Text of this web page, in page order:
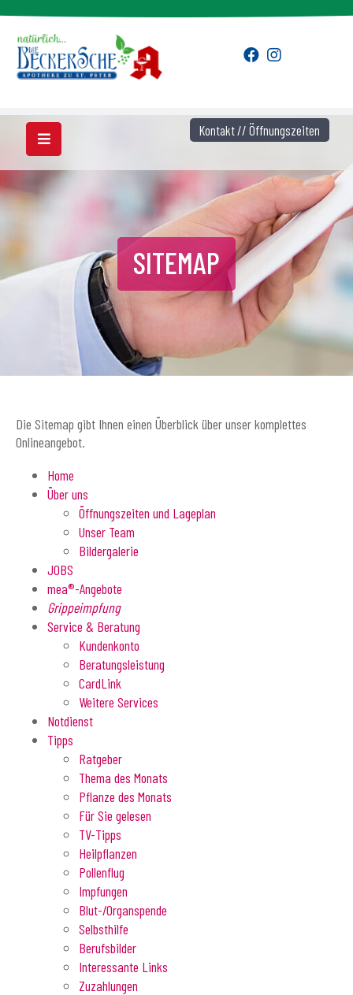
SITEMAP
Die Sitemap gibt Ihnen einen Überblick über unser komplettes
Onlineangebot.
Home
Über uns
Öffnungszeiten und Lageplan
Unser Team
Bildergalerie
JOBS
mea®-Angebote
Grippeimpfung
Service & Beratung
Kundenkonto
Beratungsleistung
CardLink
Weitere Services
Notdienst
Tipps
Ratgeber
Thema des Monats
Pflanze des Monats
Für Sie gelesen
TV-Tipps
Heilpflanzen
Pollenflug
Impfungen
Blut-/Organspende
Selbsthilfe
Berufsbilder
Interessante Links
Zuzahlungen
Kontakt // Öffnungszeiten